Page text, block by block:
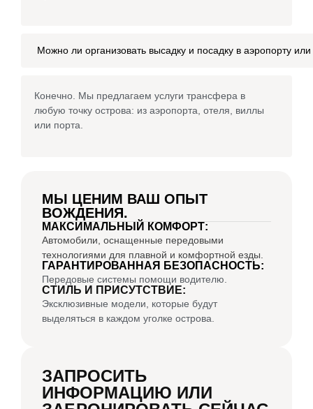
Можно ли организовать высадку и посадку в аэропорту
Конечно. Мы предлагаем услуги трансфера в
любую точку острова: из аэропорта, отеля, виллы
или порта.
МЫ ЦЕНИМ ВАШ ОПЫТ
ВОЖДЕНИЯ.
МАКСИМАЛЬНЫЙ КОМФОРТ:
Автомобили, оснащенные передовыми
технологиями для плавной и комфортной езды.
ГАРАНТИРОВАННАЯ БЕЗОПАСНОСТЬ:
Передовые системы помощи водителю.
СТИЛЬ И ПРИСУТСТВИЕ:
Эксклюзивные модели, которые будут
выделяться в каждом уголке острова.
ЗАПРОСИТЬ
ИНФОРМАЦИЮ ИЛИ